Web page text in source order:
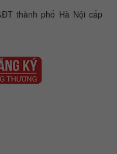
thành phố Hà Nội cấp